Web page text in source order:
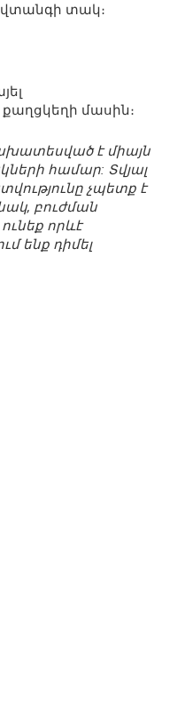
վտանգի տակ։
մասին։
է միայն
համար: Տվյալ
չպետք է
բուժման
որևէ
ենք դիմել